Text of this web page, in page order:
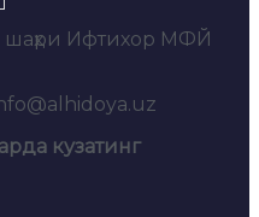
шаҳри Ифтихор МФЙ
кузатинг